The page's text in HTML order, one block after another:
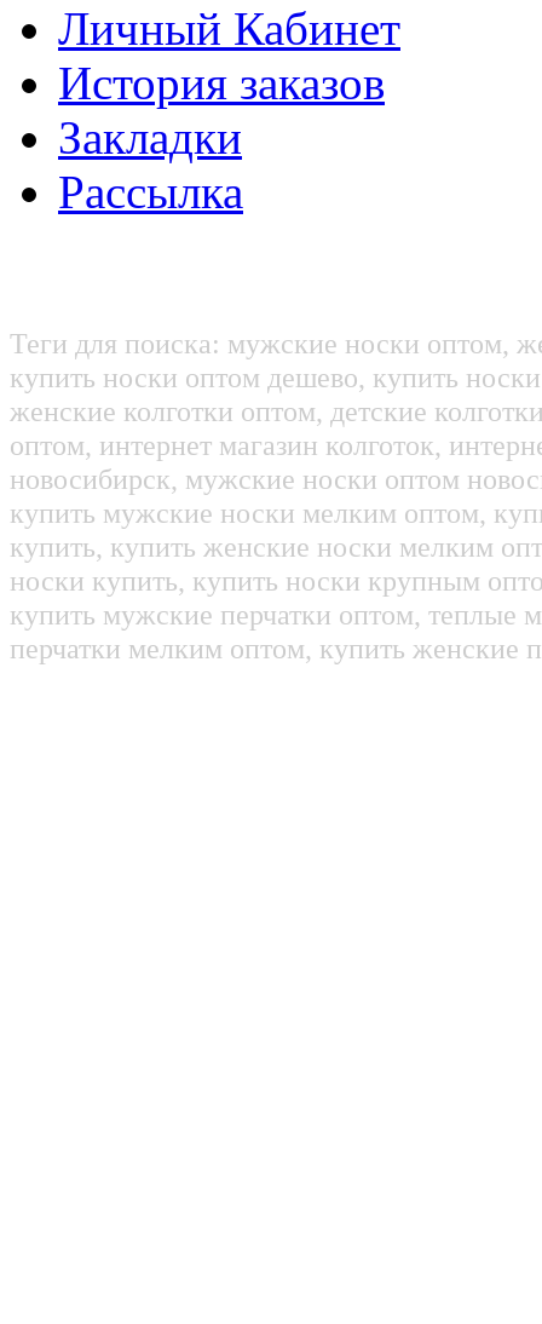
Личный Кабинет
История заказов
Закладки
Рассылка
Теги для поиска: мужские носки оптом,
купить носки оптом дешево, купить
женские колготки оптом, детские
оптом, интернет магазин колготок,
новосибирск, мужские носки оптом
купить мужские носки мелким оптом,
купить, купить женские носки мелким
носки купить, купить носки крупным
купить мужские перчатки оптом, теплые
перчатки мелким оптом, купить женские